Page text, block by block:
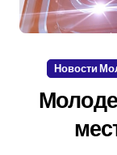
Новости